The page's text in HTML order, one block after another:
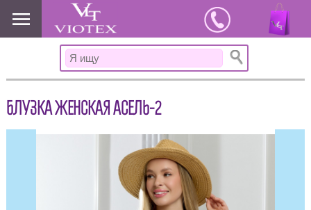
www.viotex37.ru
БЛУЗКА ЖЕНСКАЯ АСЕЛЬ-2